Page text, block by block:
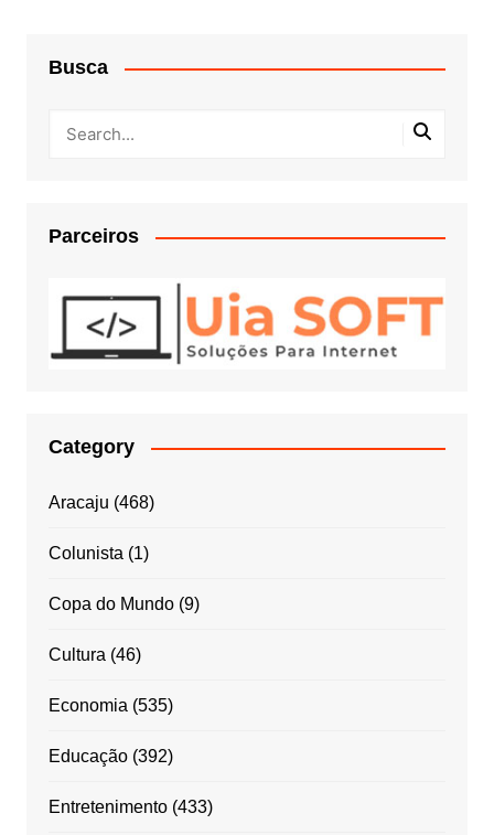
Busca
Parceiros
Category
Aracaju (468)
Colunista (1)
Copa do Mundo(9)
Cultura (46)
Economia (535)
Educação(392)
Entretenimento(433)